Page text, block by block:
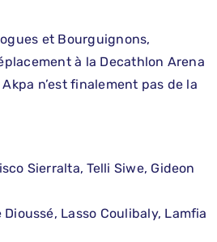
et Bourguignons,
à la Decathlon Arena
n’est finalement pas de la
Sierralta, Telli Siwe, Gideon
Lasso Coulibaly, Lamfia